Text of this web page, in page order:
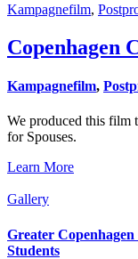
Kampagnefilm,
Copenhagen
Kampagnefilm,
We produced this film
for Spouses.
Learn More
Gallery
Greater
Students